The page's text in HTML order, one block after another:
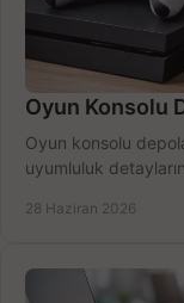
Oyun Konsolu
Oyun konsolu
uyumluluk
28 Haziran 2026